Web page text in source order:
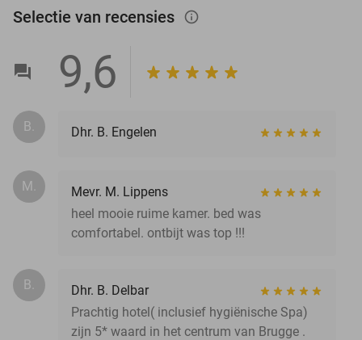
Selectie van recensies info_outlined
9,6
B. Dhr. B. Engelen
M.
Mevr. M. Lippens
heel mooie ruime kamer. bed was
comfortabel. ontbijt was top !!!
B.
Dhr. B. Delbar
Prachtig hotel( inclusief hygiënische Spa)
zijn 5* waard in het centrum van Brugge .